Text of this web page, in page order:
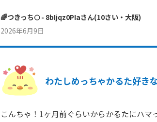
🌈つきっち🌕- 8bIjqz0PIaさん(10さい・ 大阪)
2026年6月9日
わたしめっちゃかるた好き
こんちゃ！1ヶ月前ぐらいからかるたにハマ